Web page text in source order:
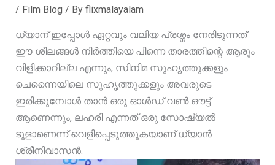
/ Film Blog / By flixmalayalam
ധ്യാന് ഇപ്പോൾ ഏറ്റവും വലിയ പ്രശ്നം നേരിടുന്നത്
ഈ ശീലങ്ങൾ നിർത്തിയെ പിന്നെ താരത്തിന്റെ ആരും
വിളിക്കാറില്ല എന്നും, സിനിമ സുഹൃത്തുക്കളും
ചെന്നൈയിലെ സുഹൃത്തുക്കളും അവരുടെ
ഇരിക്കുമ്പോൾ താൻ ഒരു ഓൾഡ് വൺ ഔട്ട്‌
ആണെന്നും, ലഹരി എന്നത് ഒരു സോഷ്യൽ
ടൂളാണെന്ന് വെളിപ്പെടുത്തുകയാണ് ധ്യാൻ
ശ്രീനിവാസൻ.